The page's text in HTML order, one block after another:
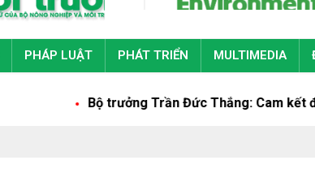
PHÁP LUẬT PHÁT TRIỂN MULTIMEDIA
Bộ trưởng Trần Đức Thắng: Cam kết đồng